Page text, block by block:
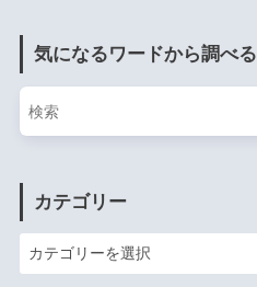
気になるワードから調べる
カテゴリー